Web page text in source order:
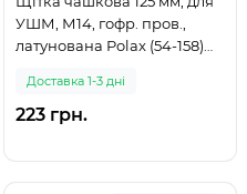
УШМ, М14, гофр. пров.,
латунована Polax (54-158)
Доставка 1-3 дні
223 грн.